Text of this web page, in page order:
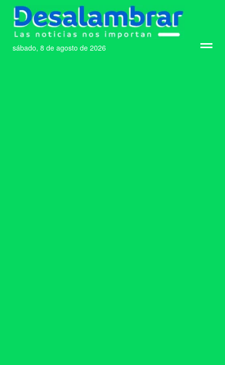
sábado, 8 de agosto de 2026